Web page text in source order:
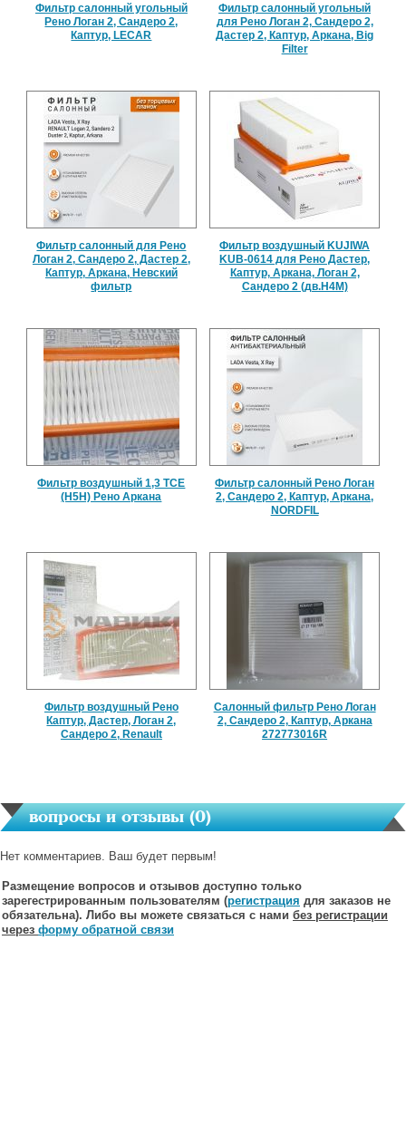
Фильтр салонный угольный
Рено Логан 2, Сандеро 2,
Каптур, LECAR
Фильтр салонный угольный
для Рено Логан 2, Сандеро 2,
Дастер 2, Каптур, Аркана, Big
Filter
Фильтр салонный для Рено
Логан 2, Сандеро 2, Дастер 2,
Каптур, Аркана, Невский
фильтр
Фильтр воздушный KUJIWA
KUB-0614 для Рено Дастер,
Каптур, Аркана, Логан 2,
Сандеро 2 (дв.Н4М)
Фильтр воздушный 1,3 TCE
(H5H) Рено Аркана
Фильтр салонный Рено Логан
2, Сандеро 2, Каптур, Аркана,
NORDFIL
Фильтр воздушный Рено
Каптур, Дастер, Логан 2,
Сандеро 2, Renault
Салонный фильтр Рено Логан
2, Сандеро 2, Каптур, Аркана
272773016R
вопросы и отзывы (0)
Нет комментариев. Ваш будет первым!
Размещение вопросов и отзывов доступно только
зарегестрированным пользователям (регистрация для заказов не
обязательна). Либо вы можете связаться с нами без регистрации
через форму обратной связи